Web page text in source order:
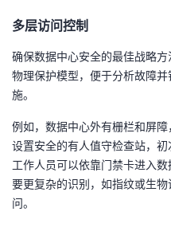
堂
我
的
我
我
的
技
我
的
多层访问控制
确保数据中心安全的最佳战略
物理保护模型，便于分析故障
施。
例如，数据中心外有栅栏和屏
设置安全的有人值守检查站，初
工作人员可以依靠门禁卡进入
要更复杂的识别，如指纹或生
问。